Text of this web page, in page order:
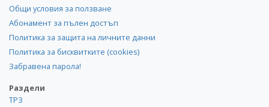
Общи условия за ползване
Абонамент за пълен достъп
Политика за защита на личните данни
Политика за бисквитките (cookies)
Забравена парола!
Раздели
ТРЗ